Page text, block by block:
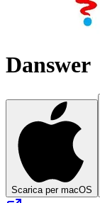
Danswer
Scarica per macOS